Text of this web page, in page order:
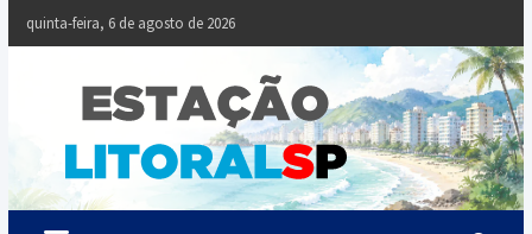
quinta-feira, 6 de agosto de 2026
Litoral
Notícias da
Baixada Santista